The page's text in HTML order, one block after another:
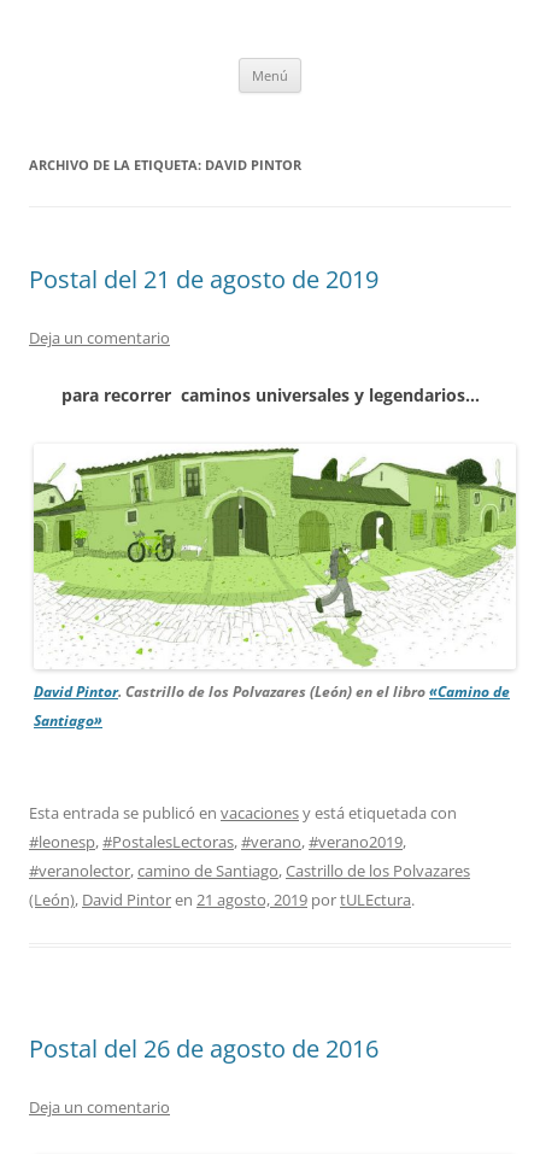
Menú
ARCHIVO DE LA ETIQUETA: DAVID PINTOR
Postal del 21 de agosto de 2019
Deja un comentario
para recorrer caminos universales y legendarios…
David Pintor. Castrillo de los Polvazares (León) en el libro«Camino de
Santiago»
Esta entrada se publicó en vacacionesy está etiquetada con
#leonesp,#PostalesLectoras,#verano,#verano2019,
#veranolector,camino de Santiago,Castrillo de los Polvazares
(León), David Pintoren 21 agosto, 2019 portULEctura.
Postal del 26 de agosto de 2016
Deja un comentario